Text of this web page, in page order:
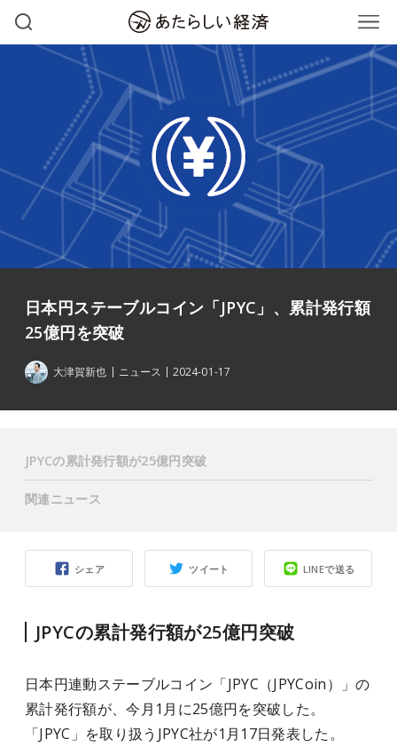
日本円ステーブルコイン「JPYC」、累計発行額
25億円を突破
大津賀新也 ニュース 2024-01-17
シェア ツイート LINEで送る
JPYCの累計発行額が25億円突破
日本円連動ステーブルコイン「JPYC（JPYCoin）」の
累計発行額が、今月1月に25億円を突破した。
「JPYC」を取り扱うJPYC社が1月17日発表した。
JPYCの累計発行額が25億円突破
関連ニュース